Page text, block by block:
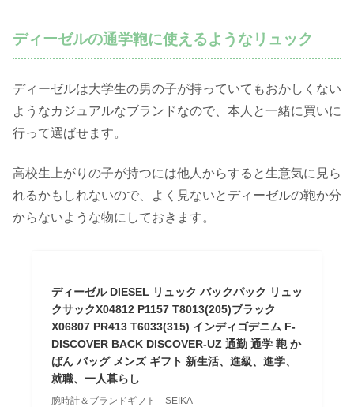
ディーゼルの通学鞄に使えるようなリュック
ディーゼルは大学生の男の子が持っていてもおかしくない
ようなカジュアルなブランドなので、本人と一緒に買いに
行って選ばせます。
高校生上がりの子が持つには他人からすると生意気に見ら
れるかもしれないので、よく見ないとディーゼルの鞄か分
からないような物にしておきます。
ディーゼル DIESEL リュック バックパック リュッ
クサックX04812 P1157 T8013(205)ブラック
X06807 PR413 T6033(315) インディゴデニム F-
DISCOVER BACK DISCOVER-UZ 通勤 通学 鞄 か
ばん バッグ メンズ ギフト 新生活、進級、進学、
就職、一人暮らし
腕時計＆ブランドギフト SEIKA